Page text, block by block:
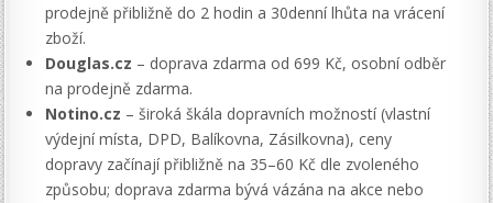
prodejně přibližně do 2 hodin a 30denní lhůta na vrácení
zboží.
Douglas.cz – doprava zdarma od 699 Kč, osobní odběr
na prodejně zdarma.
Notino.cz – široká škála dopravních možností (vlastní
výdejní místa, DPD, Balíkovna, Zásilkovna), ceny
dopravy začínají přibližně na 35–60 Kč dle zvoleného
způsobu; doprava zdarma bývá vázána na akce nebo